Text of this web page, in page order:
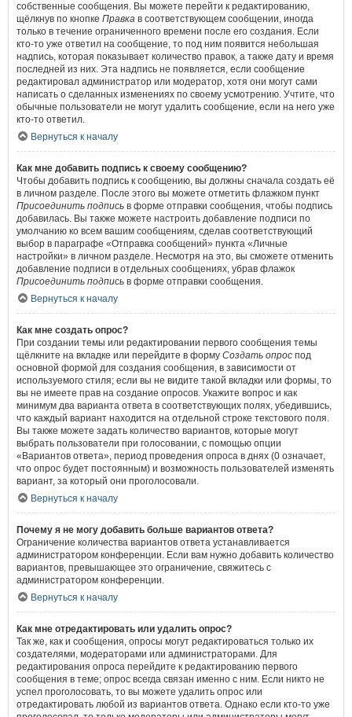
собственные сообщения. Вы можете перейти к редактированию,
щёлкнув по кнопке Правка в соответствующем сообщении, иногда
только в течение ограниченного времени после его создания. Если
кто-то уже ответил на сообщение, то под ним появится небольшая
надпись, которая показывает количество правок, а также дату и время
последней из них. Эта надпись не появляется, если сообщение
редактировал администратор или модератор, хотя они могут сами
написать о сделанных изменениях по своему усмотрению. Учтите, что
обычные пользователи не могут удалить сообщение, если на него уже
кто-то ответил.
Вернуться к началу
Как мне добавить подпись к своему сообщению?
Чтобы добавить подпись к сообщению, вы должны сначала создать её
в личном разделе. После этого вы можете отметить флажком пункт
Присоединить подпись в форме отправки сообщения, чтобы подпись
добавилась. Вы также можете настроить добавление подписи по
умолчанию ко всем вашим сообщениям, сделав соответствующий
выбор в параграфе «Отправка сообщений» пункта «Личные
настройки» в личном разделе. Несмотря на это, вы сможете отменить
добавление подписи в отдельных сообщениях, убрав флажок
Присоединить подпись в форме отправки сообщения.
Вернуться к началу
Как мне создать опрос?
При создании темы или редактировании первого сообщения темы
щёлкните на вкладке или перейдите в форму Создать опрос под
основной формой для создания сообщения, в зависимости от
используемого стиля; если вы не видите такой вкладки или формы, то
вы не имеете прав на создание опросов. Укажите вопрос и как
минимум два варианта ответа в соответствующих полях, убедившись,
что каждый вариант находится на отдельной строке текстового поля.
Вы также можете задать количество вариантов, которые могут
выбрать пользователи при голосовании, с помощью опции
«Вариантов ответа», период проведения опроса в днях (0 означает,
что опрос будет постоянным) и возможность пользователей изменять
вариант, за который они проголосовали.
Вернуться к началу
Почему я не могу добавить больше вариантов ответа?
Ограничение количества вариантов ответа устанавливается
администратором конференции. Если вам нужно добавить количество
вариантов, превышающее это ограничение, свяжитесь с
администратором конференции.
Вернуться к началу
Как мне отредактировать или удалить опрос?
Так же, как и сообщения, опросы могут редактироваться только их
создателями, модераторами или администраторами. Для
редактирования опроса перейдите к редактированию первого
сообщения в теме; опрос всегда связан именно с ним. Если никто не
успел проголосовать, то вы можете удалить опрос или
отредактировать любой из вариантов ответа. Однако если кто-то уже